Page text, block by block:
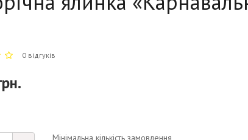
0 відгуків
Мінімальна кількість замовлення